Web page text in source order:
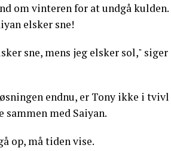
om vinteren for at undgå kulden.
elsker sne!
sne, mens jeg elsker sol," siger
endnu, er Tony ikke i tvivl
med Saiyan.
op, må tiden vise.